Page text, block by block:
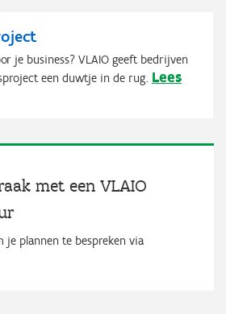
je business? VLAIO geeft bedrijven
een duwtje in de rug. Lees
met een VLAIO
je plannen te bespreken via